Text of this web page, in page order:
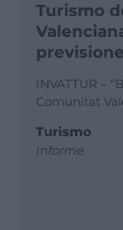
Turismo
INVATTUR –
Comunitat
Turismo
Informe